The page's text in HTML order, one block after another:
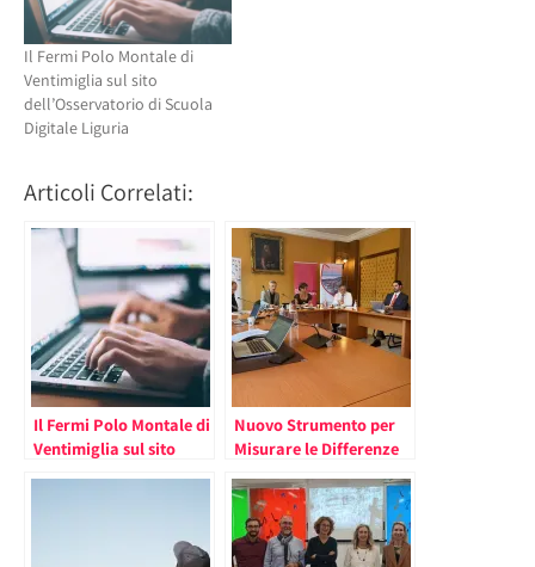
Il Fermi Polo Montale di
Ventimiglia sul sito
dell’Osservatorio di Scuola
Digitale Liguria
Articoli Correlati:
Il Fermi Polo Montale di
Ventimiglia sul sito
Nuovo Strumento per
Misurare le Differenze
Donna nel Principato
(lo Studio dell’IMSEE)